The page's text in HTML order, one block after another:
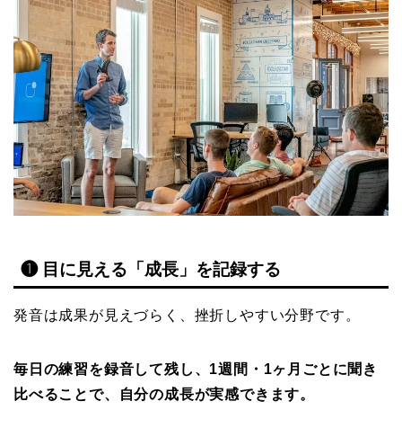
❶ 目に見える「成長」を記録する
発音は成果が見えづらく、挫折しやすい分野です。
毎日の練習を録音して残し、1週間・1ヶ月ごとに聞き
比べることで、自分の成長が実感できます。